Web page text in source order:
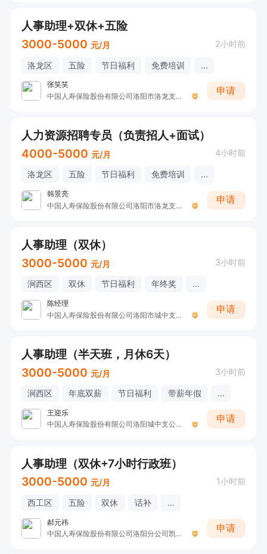
人事助理+双休+五险
3000-5000 元/月 2小时前
洛龙区 五险 节日福利 免费培训 ...
张笑笑
中国人寿保险股份有限公司洛阳市洛龙支公司收展五部
申请
人力资源招聘专员（负责招人+面试）
4000-5000 元/月 4小时前
洛龙区 五险 节日福利 免费培训 ...
韩景亮
中国人寿保险股份有限公司洛阳市洛龙支公司收展五部
申请
人事助理（双休）
3000-5000 元/月 3小时前
涧西区 双休 节日福利 年终奖 ...
陈经理
中国人寿保险股份有限公司洛阳市城中支公司。
申请
人事助理（半天班，月休6天）
3000-5000 元/月 3小时前
涧西区 年底双薪 节日福利 带薪年假 ...
王迎乐
中国人寿保险股份有限公司洛阳城中支公司(荣耀部）
申请
人事助理（双休+7小时行政班）
3000-5000 元/月 1小时前
西工区 五险 双休 话补 ...
郝元祎
中国人寿保险股份有限公司洛阳分公司凯旋营销服务部收展二部
申请